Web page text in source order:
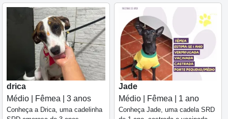
drica
Médio | Fêmea | 3 anos
Conheça a Drica, uma cadelinha
Jade
Médio | Fêmea | 1 ano
Conheça Jade, uma cadela SRD